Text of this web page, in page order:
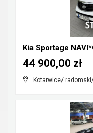
Kotarwice/
44 900,00 zł